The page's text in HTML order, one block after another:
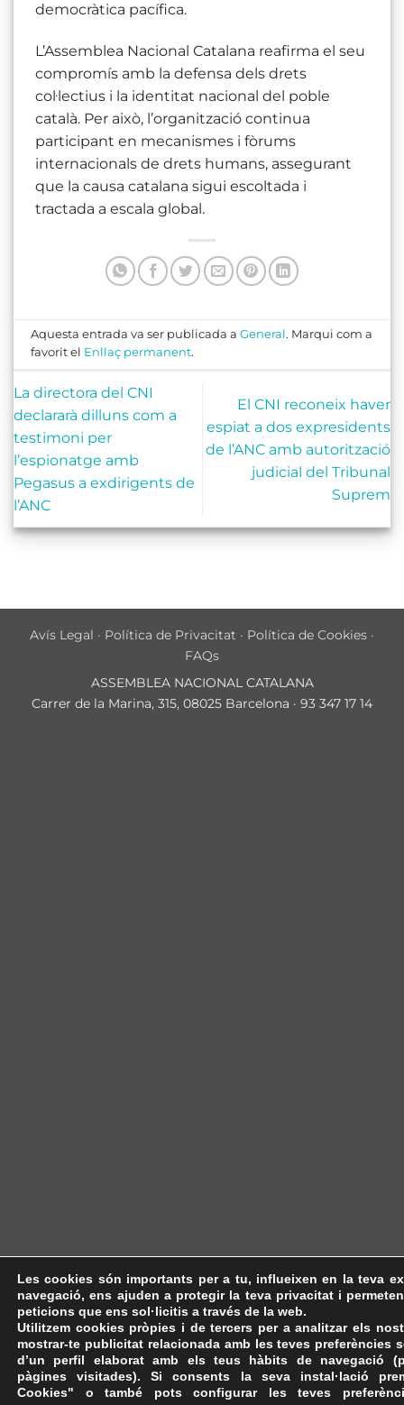
democràtica pacífica.
L’Assemblea Nacional Catalana reafirma el seu
compromís amb la defensa dels drets
col·lectius i la identitat nacional del poble
català. Per això, l’organització continua
participant en mecanismes i fòrums
internacionals de drets humans, assegurant
que la causa catalana sigui escoltada i
tractada a escala global.
Aquesta entrada va ser publicada aGeneral. Marqui com a
favorit el Enllaç permanent.
La directora del CNI
declararà dilluns com a
testimoni per
l’espionatge amb
Pegasus a exdirigents de
l’ANC
El CNI reconeix haver
espiat a dos expresidents
de l’ANC amb autorització
judicial del Tribunal
Suprem
Avís Legal · Política de Privacitat · Política de Cookies ·
FAQs
ASSEMBLEA NACIONAL CATALANA
Carrer de la Marina, 315, 08025 Barcelona · 93 347 17 14
Les cookies són importants per a tu, influeixen en la teva
navegació, ens ajuden a protegir la teva privacitat i
peticions que ens sol·licitis a través de la web.
Utilitzem cookies pròpies i de tercers per a analitzar els
mostrar-te publicitat relacionada amb les teves preferències
d’un perfil elaborat amb els teus hàbits de navegació
pàgines visitades). Si consents la seva instal·lació
Cookies" o també pots configurar les teves